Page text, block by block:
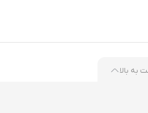
به بالا